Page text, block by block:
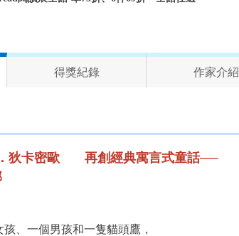
得獎紀錄 作家介紹
狄卡密歐 再創經典寓言式童話──
、一個男孩和一隻貓頭鷹，